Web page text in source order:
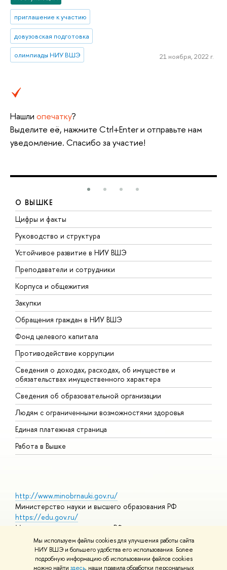
Мы используем файлы cookies для улучшения работы сайта
НИУ ВШЭ и большего удобства его использования. Более
подробную информацию об использовании файлов cookies
можно найти здесь, наши правила обработки персональных
приглашение к участию
довузовская подготовка
олимпиады НИУ ВШЭ 21 ноября, 2022 г.
Нашли опечатку?
Выделите её, нажмите Ctrl+Enter и отправьте нам
уведомление. Спасибо за участие!
О ВЫШКЕ
Цифры и факты
Руководство и структура
Устойчивое развитие в НИУ ВШЭ
Преподаватели и сотрудники
Корпуса и общежития
Закупки
Обращения граждан в НИУ ВШЭ
Фонд целевого капитала
Противодействие коррупции
Сведения о доходах, расходах, об имуществе и
обязательствах имущественного характера
Сведения об образовательной организации
Людям с ограниченными возможностями здоровья
Единая платежная страница
Работа в Вышке
http://www.minobrnauki.gov.ru/
Министерство науки и высшего образования РФ
https://edu.gov.ru/
Министерство просвещения РФ
https://elearning.hse.ru/mooc
Массовые открытые онлайн-курсы